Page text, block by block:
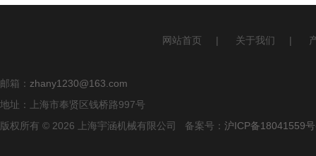
网站首页 | 关于我们 |
邮箱： zhany1230@163.com
地址：上海市奉贤区钱桥路997号
版权所有 © 2026 上海宇涵机械有限公司 备案号： 沪ICP备18041559